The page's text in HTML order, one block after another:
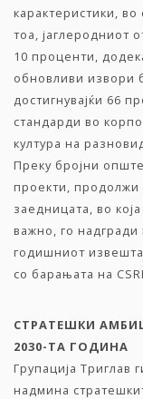
карактеристики, во
тоа, јаглеродниот
10 проценти,
обновливи извори
достигнувајќи 66
стандарди во
култура на
Преку бројни
проекти, продолжи
заедницата, во
важно, го
годишниот
со барањата на
СТРАТЕШКИ
2030-ТА ГОДИНА
Групација Триглав
надмина